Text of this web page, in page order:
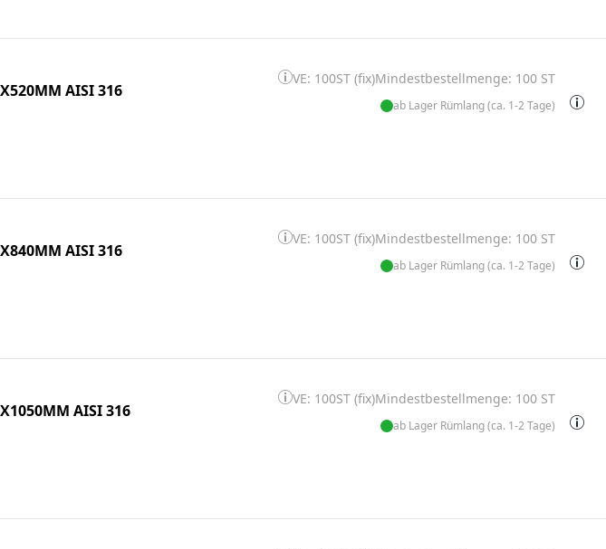
AISI 316
VE: 100ST (fix)Mindestbestellmenge: 100 ST
ab Lager Rümlang (ca. 1-2 Tage)
AISI 316
VE: 100ST (fix)Mindestbestellmenge: 100 ST
ab Lager Rümlang (ca. 1-2 Tage)
AISI 316
VE: 100ST (fix)Mindestbestellmenge: 100 ST
ab Lager Rümlang (ca. 1-2 Tage)